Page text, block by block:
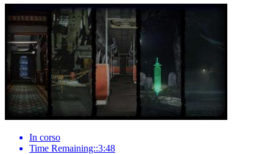
In corso
Time Remaining::3:48